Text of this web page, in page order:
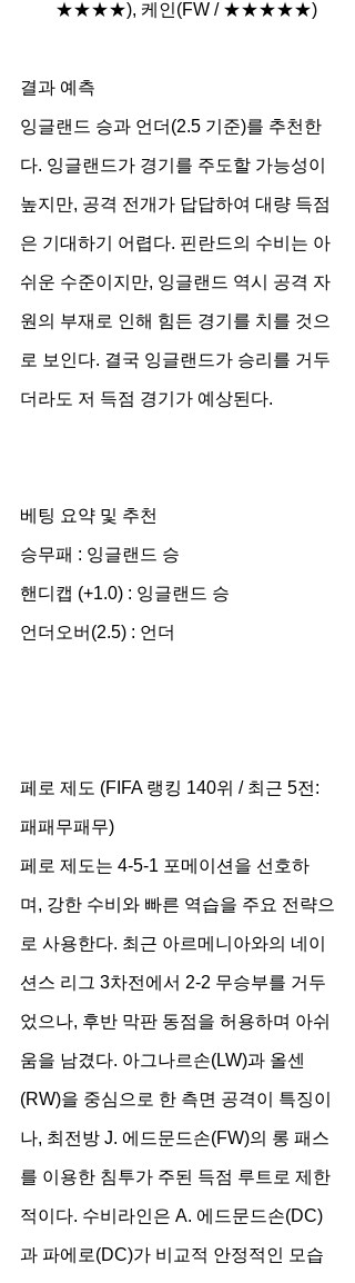
★★★★), 케인(FW / ★★★★★)
결과 예측
잉글랜드 승과 언더(2.5 기준)를 추천한
다. 잉글랜드가 경기를 주도할 가능성이
높지만, 공격 전개가 답답하여 대량 득점
은 기대하기 어렵다. 핀란드의 수비는 아
쉬운 수준이지만, 잉글랜드 역시 공격 자
원의 부재로 인해 힘든 경기를 치를 것으
로 보인다. 결국 잉글랜드가 승리를 거두
더라도 저 득점 경기가 예상된다.
베팅 요약 및 추천
승무패 : 잉글랜드 승
핸디캡 (+1.0) : 잉글랜드 승
언더오버(2.5) : 언더
페로 제도 (FIFA 랭킹 140위 / 최근 5전:
패패무패무)
페로 제도는 4-5-1 포메이션을 선호하
며, 강한 수비와 빠른 역습을 주요 전략으
로 사용한다. 최근 아르메니아와의 네이
션스 리그 3차전에서 2-2 무승부를 거두
었으나, 후반 막판 동점을 허용하며 아쉬
움을 남겼다. 아그나르손(LW)과 올센
(RW)을 중심으로 한 측면 공격이 특징이
나, 최전방 J. 에드문드손(FW)의 롱 패스
를 이용한 침투가 주된 득점 루트로 제한
적이다. 수비라인은 A. 에드문드손(DC)
과 파에로(DC)가 비교적 안정적인 모습